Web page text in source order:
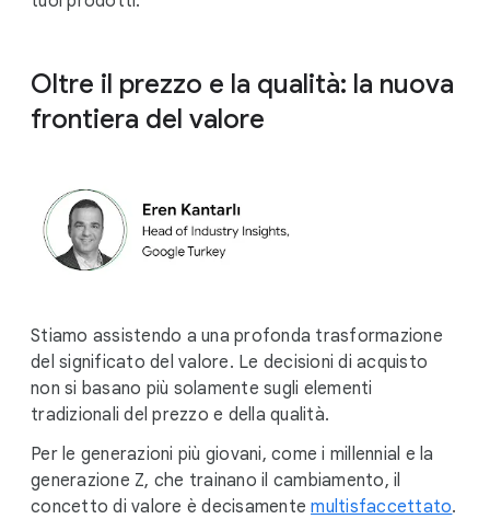
Oltre il prezzo e la qualità: la nuova
frontiera del valore
Stiamo assistendo a una profonda trasformazione
del significato del valore. Le decisioni di acquisto
non si basano più solamente sugli elementi
tradizionali del prezzo e della qualità.
Per le generazioni più giovani, come i millennial e la
generazione Z, che trainano il cambiamento, il
concetto di valore è decisamentemultisfaccettato.